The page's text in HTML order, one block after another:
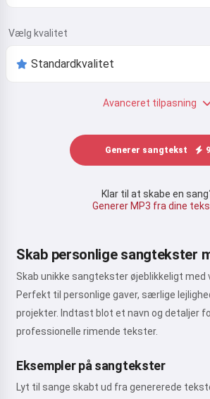
Vælg kvalitet
Avanceret tilpasning
Generer sangtekst 9
Klar til at skabe en
Generer MP3 fra dine
Skab personlige sangtekster
Skab unikke sangtekster øjeblikkeligt med
Perfekt til personlige gaver, særlige
projekter. Indtast blot et navn og detaljer
professionelle rimende tekster.
Eksempler på sangtekster
Lyt til sange skabt ud fra genererede